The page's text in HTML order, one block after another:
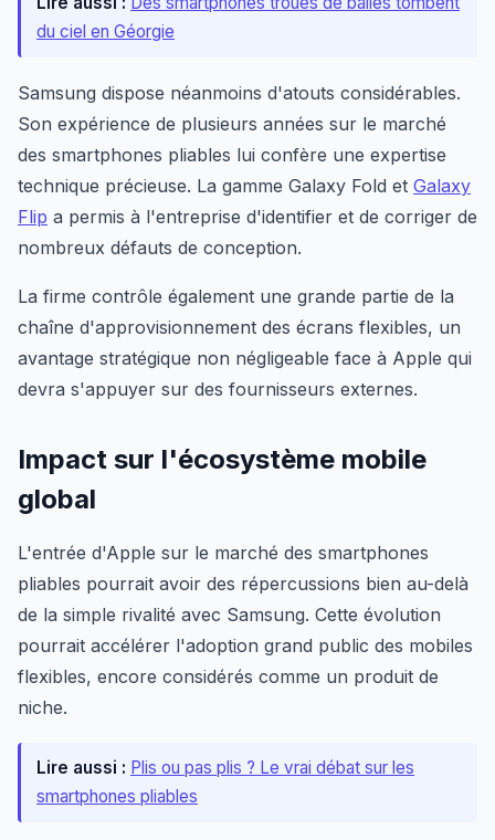
du ciel en Géorgie
Samsung dispose néanmoins d'atouts considérables.
Son expérience de plusieurs années sur le marché
des smartphones pliables lui confère une expertise
technique précieuse. La gamme Galaxy Fold et Galaxy
Flip a permis à l'entreprise d'identifier et de corriger de
nombreux défauts de conception.
La firme contrôle également une grande partie de la
chaîne d'approvisionnement des écrans flexibles, un
avantage stratégique non négligeable face à Apple qui
devra s'appuyer sur des fournisseurs externes.
Impact sur l'écosystème mobile
global
L'entrée d'Apple sur le marché des smartphones
pliables pourrait avoir des répercussions bien au-delà
de la simple rivalité avec Samsung. Cette évolution
pourrait accélérer l'adoption grand public des mobiles
flexibles, encore considérés comme un produit de
niche.
Lire aussi : Plis ou pas plis ? Le vrai débat sur les
smartphones pliables